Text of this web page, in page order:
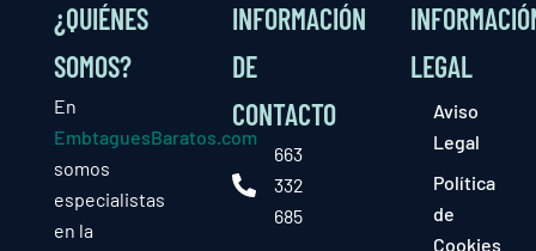
¿QUIÉNES
SOMOS?
En
EmbtaguesBaratos.com
somos
especialistas
en la
INFORMACIÓN
DE
CONTACTO
663
332
685
LEGAL
Aviso
Legal
Política
de
Cookies